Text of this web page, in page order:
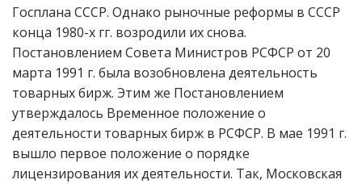
Госплана СССР. Однако рыночные реформы в СССР
конца 1980-х гг. возродили их снова.
Постановлением Совета Министров РСФСР от 20
марта 1991 г. была возобновлена деятельность
товарных бирж. Этим же Постановлением
утверждалось Временное положение о
деятельности товарных бирж в РСФСР. В мае 1991 г.
вышло первое положение о порядке
лицензирования их деятельности. Так, Московская